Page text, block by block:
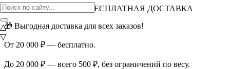
ВНИМАНИЕ АКЦИЯ!
БЕСПЛАТНАЯ ДОСТАВКА
🎁 Выгодная доставка для всех заказов!
От 20 000 ₽ — бесплатно.
До 20 000 ₽ — всего 500 ₽, без ограничений по весу.
△
▽